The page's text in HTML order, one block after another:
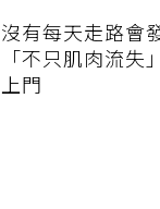
沒有每天走路會
「不只肌肉流
上門